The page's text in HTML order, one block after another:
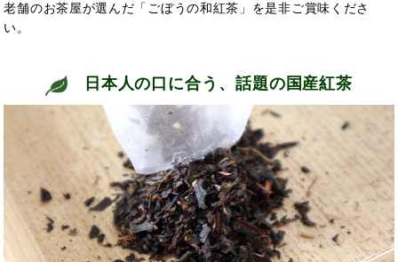
老舗のお茶屋が選んだ「ごぼうの和紅茶」を是非ご賞味くださ
い。
日本人の口に合う、話題の国産紅茶